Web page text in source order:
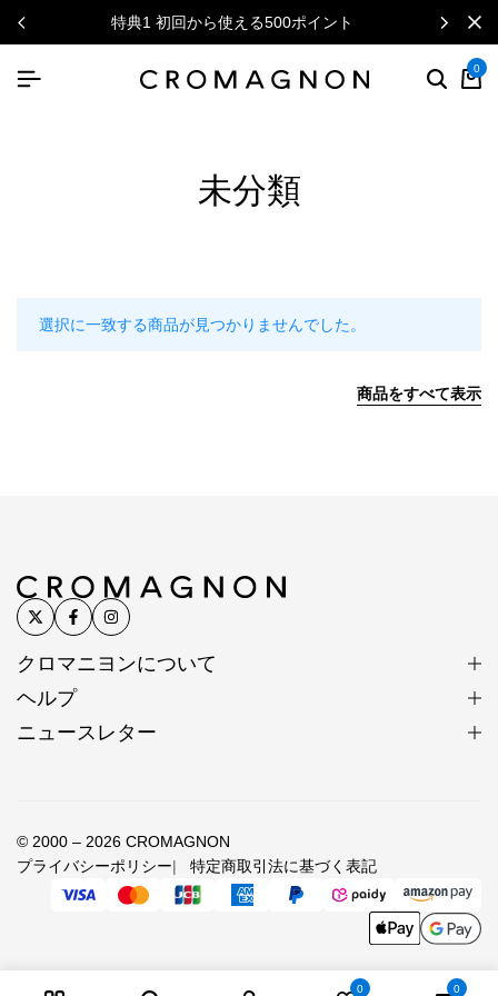
特典1 初回から使える500ポイント
0
未分類
選択に一致する商品が見つかりませんでした。
商品をすべて表示
クロマニヨンについて
ヘルプ
ニュースレター
© 2000 – 2026 CROMAGNON
プライバシーポリシー
特定商取引法に基づく表記
0 0